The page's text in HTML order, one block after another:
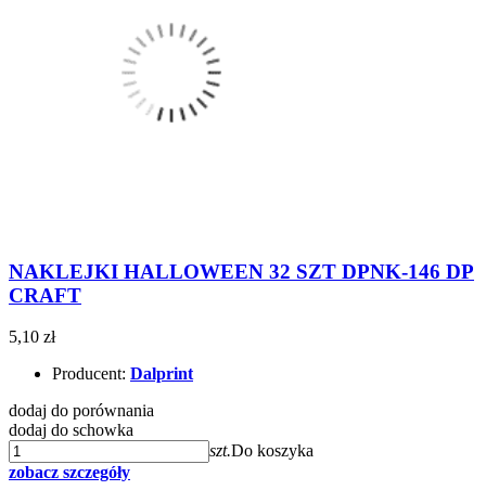
NAKLEJKI HALLOWEEN 32 SZT DPNK-146 DP
CRAFT
5,10 zł
Producent: Dalprint
dodaj do porównania
dodaj do schowka
szt.Do koszyka
zobacz szczegóły